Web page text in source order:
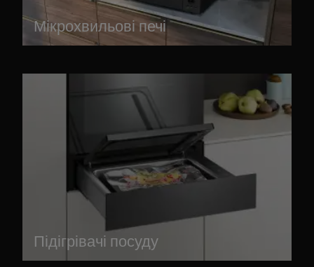
Мікрохвильові печі
Підігрівачі посуду